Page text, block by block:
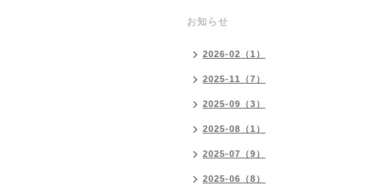
お知らせ
2026-02（1）
2025-11（7）
2025-09（3）
2025-08（1）
2025-07（9）
2025-06（8）